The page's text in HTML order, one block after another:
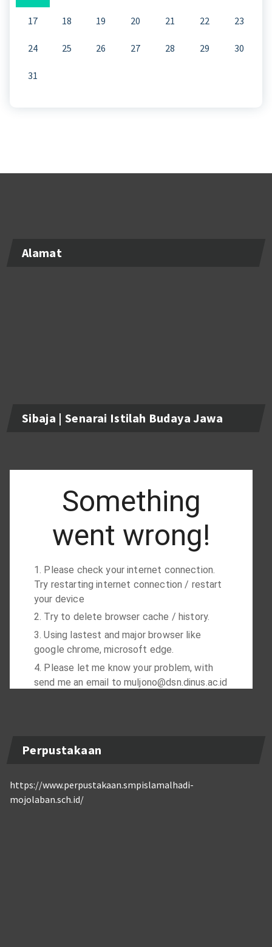
17 18 19 20 21 22 23
24 25 26 27 28 29 30
31
Alamat
Sibaja | Senarai Istilah Budaya Jawa
Perpustakaan
https://www.perpustakaan.smpislamalhadi-
mojolaban.sch.id/